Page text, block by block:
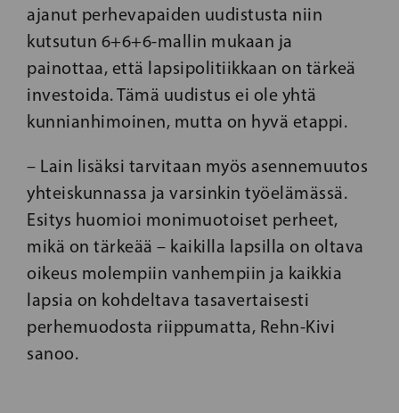
ajanut perhevapaiden uudistusta niin
kutsutun 6+6+6-mallin mukaan ja
painottaa, että lapsipolitiikkaan on tärkeä
investoida. Tämä uudistus ei ole yhtä
kunnianhimoinen, mutta on hyvä etappi.
– Lain lisäksi tarvitaan myös asennemuutos
yhteiskunnassa ja varsinkin työelämässä.
Esitys huomioi monimuotoiset perheet,
mikä on tärkeää – kaikilla lapsilla on oltava
oikeus molempiin vanhempiin ja kaikkia
lapsia on kohdeltava tasavertaisesti
perhemuodosta riippumatta, Rehn-Kivi
sanoo.